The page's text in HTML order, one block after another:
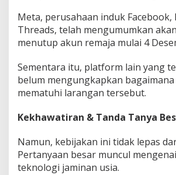
Meta, perusahaan induk Facebook,
Threads, telah mengumumkan
menutup akun remaja mulai 4
Sementara itu, platform lain yang
belum mengungkapkan
mematuhi larangan tersebut.
Kekhawatiran & Tanda Tanya
Namun, kebijakan ini tidak lepas
Pertanyaan besar muncul
teknologi jaminan usia.